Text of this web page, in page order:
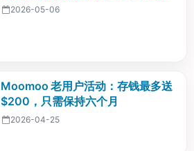
2026-05-06
Moomoo 老用户活动：存钱最多送
$200，只需保持六个月
2026-04-25